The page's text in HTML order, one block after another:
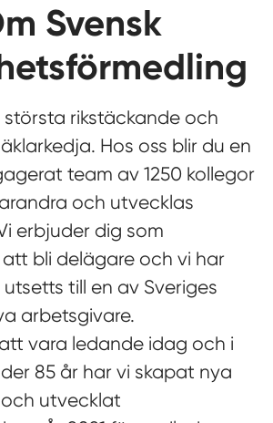
Svensk
största rikstäckande och
Hos oss blir du en
team av 1250 kollegor
och utvecklas
erbjuder dig som
bli delägare och vi har
till en av Sveriges
arbetsgivare.
vara ledande idag och i
85 år har vi skapat nya
utvecklat